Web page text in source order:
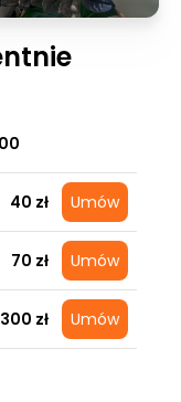
40 zł Umów
70 zł Umów
300 zł Umów